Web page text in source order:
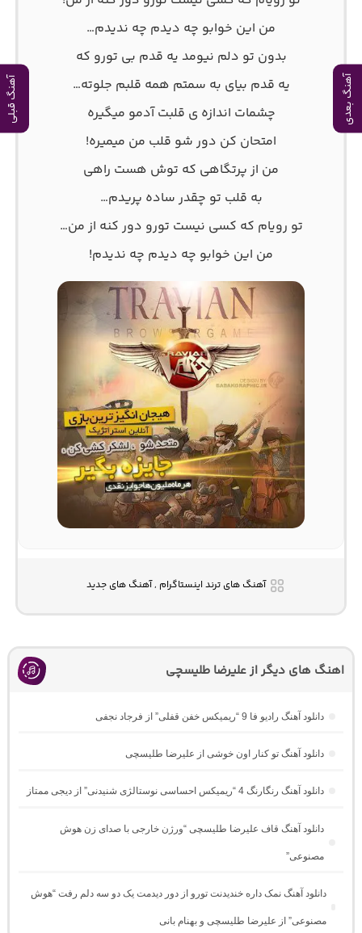
آهنگ بعدی آهنگ قبلی
من این خوابو چه دیدم چه ندیدم…
بدون تو دلم نیومد یه قدم بی تورو که
یه قدم بیای به سمتم همه قلبم جلوته…
چشمات اندازه ی قلبت آدمو میگیره
امتحان کن دور شو قلب من میمیره!
من از پرتگاهی که توش هست راهی
به قلب تو چقدر ساده پریدم…
تو رویام که کسی نیست تورو دور کنه از من…
من این خوابو چه دیدم چه ندیدم!
آهنگ های ترند اینستاگرام , آهنگ های جدید
اهنگ های دیگر از علیرضا طلیسچی
دانلود آهنگ رادیو فا 9 “ریمیکس خفن قفلی” از فرجاد نجفی
دانلود آهنگ تو کنار اون خوشی از علیرضا طلیسچی
دانلود آهنگ رنگارنگ 4 “ریمیکس احساسی نوستالژی شنیدنی” از دیجی ممتاز
دانلود آهنگ قاف علیرضا طلیسچی “ورژن خارجی با صدای زن هوش
مصنوعی”
دانلود آهنگ نمک داره خندیدنت تورو از دور دیدمت یک دو سه دلم رفت “هوش
مصنوعی” از علیرضا طلیسچی و بهنام بانی